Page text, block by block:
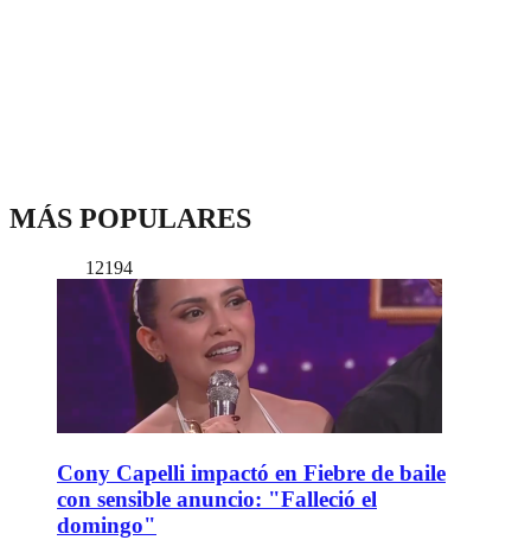
MÁS POPULARES
12194
Cony Capelli impactó en Fiebre de baile
con sensible anuncio: "Falleció el
domingo"